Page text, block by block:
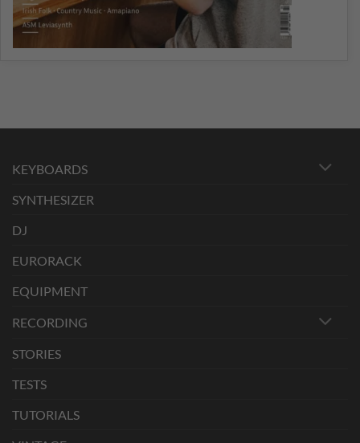
KEYBOARDS
SYNTHESIZER
DJ
EURORACK
EQUIPMENT
RECORDING
STORIES
TESTS
TUTORIALS